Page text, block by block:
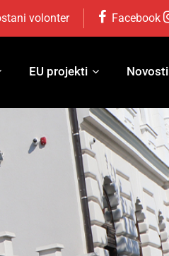
volonter Facebook
EU projekti Novosti